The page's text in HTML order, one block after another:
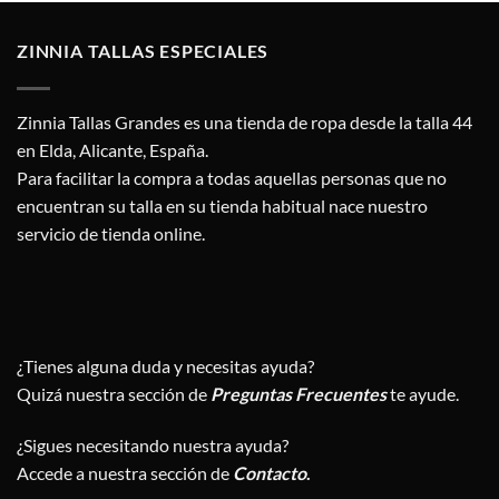
15,95 €.7,95 €.
15,95 €.7,95 €.
ZINNIA TALLAS ESPECIALES
Zinnia Tallas Grandes es una tienda de ropa desde la talla 44
en Elda, Alicante, España.
Para facilitar la compra a todas aquellas personas que no
encuentran su talla en su tienda habitual nace nuestro
servicio de tienda online.
¿Tienes alguna duda y necesitas ayuda?
Quizá nuestra sección de Preguntas Frecuenteste ayude.
¿Sigues necesitando nuestra ayuda?
Accede a nuestra sección de Contacto.